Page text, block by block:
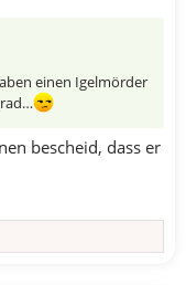
einen Igelmörder
bescheid, dass er